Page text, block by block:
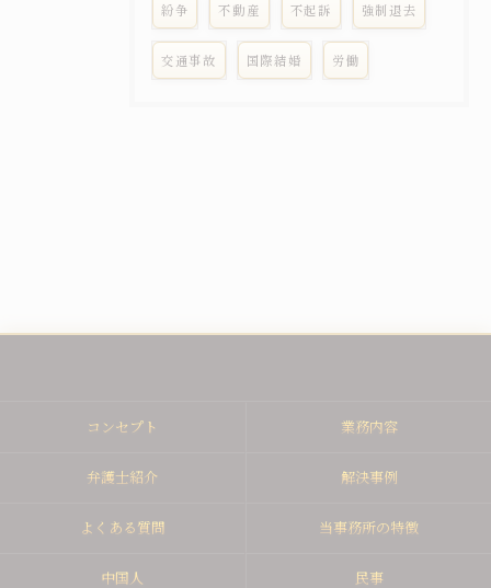
紛争 不動産 不起訴 強制退去
交通事故 国際結婚 労働
コンセプト 業務内容
弁護士紹介 解決事例
よくある質問 当事務所の特徴
中国人 民事